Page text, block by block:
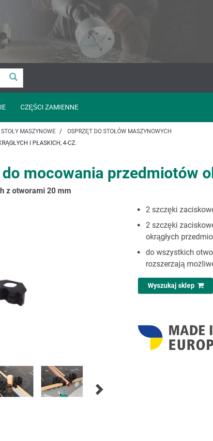
CZĘŚCI ZAMIENNE
STOŁY MASZYNOWE
OSPRZĘT DO STOŁÓW MASZYNOWYCH
I PŁASKICH, 4-CZ.
mocowania przedmiotów
z otworami 20 mm
2 szczęki
2 szczęki
okrągłych
do wszystkich
rozszerzają
Wyszukaj sklep